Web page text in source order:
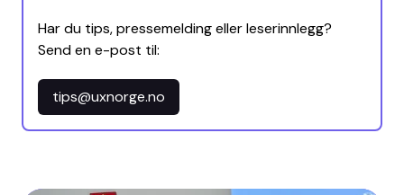
Har du tips, pressemelding eller leserinnlegg?
Send en e-post til:
tips@uxnorge.no